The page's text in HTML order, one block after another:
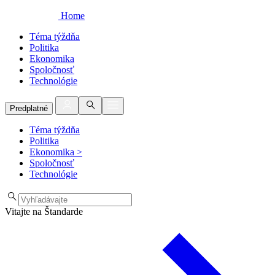
Home
Téma týždňa
Politika
Ekonomika
Spoločnosť
Technológie
Predplatné
Téma týždňa
Politika
Ekonomika >
Spoločnosť
Technológie
Vitajte na Štandarde